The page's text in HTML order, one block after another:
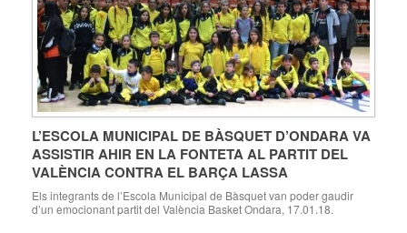
L’ESCOLA MUNICIPAL DE BÀSQUET D’ONDARA VA
ASSISTIR AHIR EN LA FONTETA AL PARTIT DEL
VALÈNCIA CONTRA EL BARÇA LASSA
Els integrants de l’Escola Municipal de Bàsquet van poder gaudir
d’un emocionant partit del València Basket Ondara, 17.01.18.